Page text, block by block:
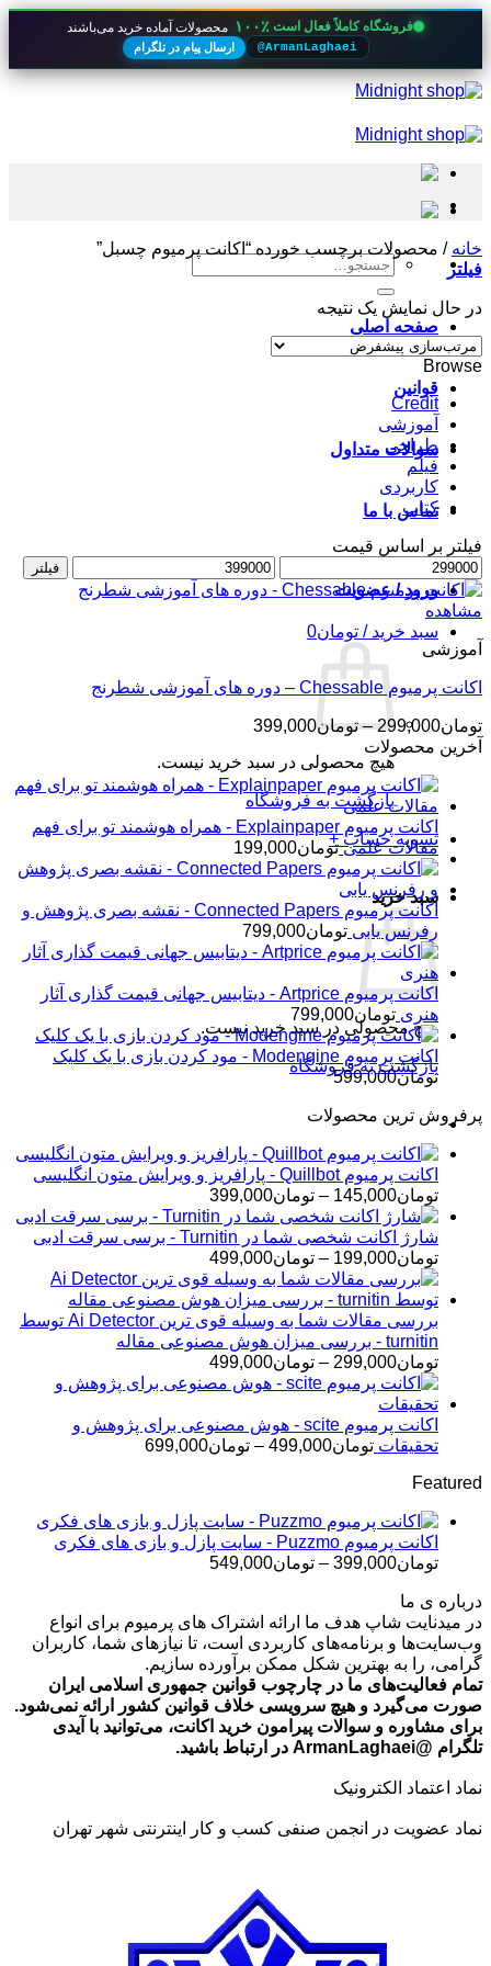
فروشگاه کاملاً فعال است ۱۰۰٪ محصولات آماده خرید می‌باشند
@ArmanLaghaei ارسال پیام در تلگرام
Skip
to
جستجو
صفحه اصلی
قوانین
سوالات متداول
تماس با ما
ورود / عضویت
سبد خرید / تومان0
هیچ محصولی در سبد خرید نیست.
بازگشت به فروشگاه
تسویه حساب +
سبد خرید
هیچ محصولی در سبد خرید نیست.
بازگشت به فروشگاه
خانه / محصولات برچسب خورده “اکانت پرمیوم چسبل”
فیلتر
در حال نمایش یک نتیجه
Browse
Credit
آموزشی
طراحی
فیلم
کاربردی
کتاب
فیلتر بر اساس قیمت
حداقل
قیمت
حداکثر
قیمت
فیلتر
مشاهده
آموزشی
اکانت پرمیوم Chessable – دوره های آموزشی شطرنج
تومان299,000
– تومان399,000محدوده
تومان299,000
تا
تومان399,000
آخرین محصولات
اکانت پرمیوم Explainpaper - همراه هوشمند تو برای فهم
مقالات علمی تومان199,000
اکانت پرمیوم Connected Papers - نقشه بصری پژوهش و
رفرنس یابی تومان799,000
اکانت پرمیوم Artprice - دیتابیس جهانی قیمت ‌گذاری آثار
هنری تومان799,000
اکانت پرمیوم Modengine - مود کردن بازی با یک کلیک
تومان599,000
پرفروش ترین محصولات
اکانت پرمیوم Quillbot - پارافریز و ویرایش متون انگلیسی
تومان145,000
– تومان399,000محدوده
قیمت:
تومان145,000
تا
تومان399,000
شارژ اکانت شخصی شما در Turnitin - برسی سرقت ادبی
تومان199,000
– تومان499,000محدوده
قیمت:
تومان199,000
تا
تومان499,000
بررسی مقالات شما به وسیله قوی ترین Ai Detector توسط
turnitin - بررسی میزان هوش مصنوعی مقاله
تومان299,000
– تومان499,000محدوده
قیمت:
تا
تومان499,000
اکانت پرمیوم scite - هوش مصنوعی برای پژوهش و
تحقیقات تومان499,000
– تومان699,000محدوده
تومان699,000
Featured
اکانت پرمیوم Puzzmo - سایت پازل و بازی های فکری
تومان399,000
– تومان549,000
تا
تومان549,000
درباره ی ما
در میدنایت شاپ هدف ما ارائه اشتراک های پرمیوم برای انواع
وب‌سایت‌ها و برنامه‌های کاربردی است، تا نیازهای شما، کاربران
گرامی، را به بهترین شکل ممکن برآورده سازیم.
تمام فعالیت‌های ما در چارچوب قوانین جمهوری اسلامی ایران
صورت می‌گیرد و هیچ سرویسی خلاف قوانین کشور ارائه نمی‌شود.
برای مشاوره و سوالات پیرامون خرید اکانت، می‌توانید با آیدی
تلگرام @ArmanLaghaei در ارتباط باشید.
نماد اعتماد الکترونیک
نماد عضویت در انجمن صنفی کسب و کار اینترنتی شهر تهران